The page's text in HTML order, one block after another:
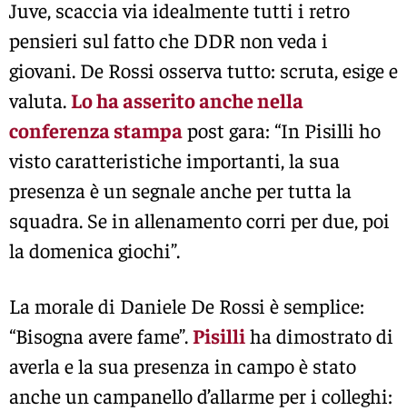
Juve, scaccia via idealmente tutti i retro
pensieri sul fatto che DDR non veda i
giovani. De Rossi osserva tutto: scruta, esige e
valuta.Lo ha asserito anche nella
conferenza stampapost gara: “In Pisilli ho
visto caratteristiche importanti, la sua
presenza è un segnale anche per tutta la
squadra. Se in allenamento corri per due, poi
la domenica giochi”.
La morale di Daniele De Rossi è semplice:
“Bisogna avere fame”.Pisilliha dimostrato di
averla e la sua presenza in campo è stato
anche un campanello d’allarme per i colleghi: